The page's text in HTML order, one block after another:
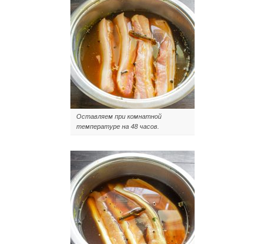
Оставляем при комнатной
температуре на 48 часов.